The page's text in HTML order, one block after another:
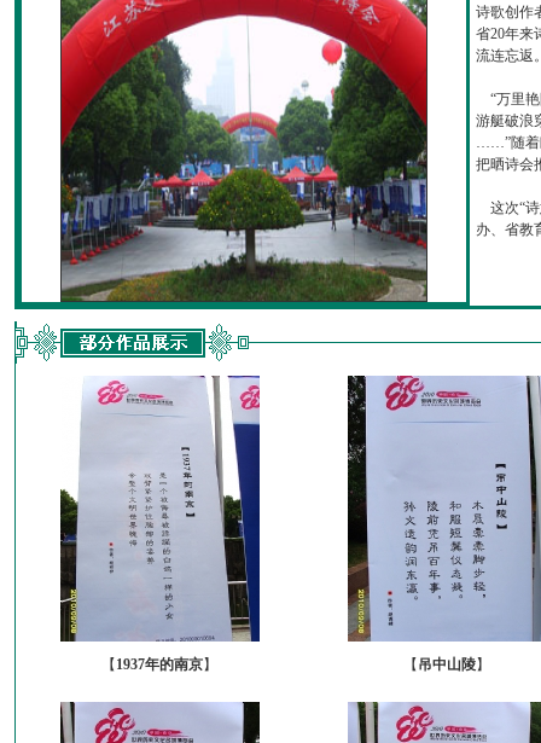
诗歌创作
省20年来
流连忘返
“万里艳
游艇破浪
……”随着
把晒诗会
这次“诗
办、省教
【 1937年的南京】 【 吊中山陵】